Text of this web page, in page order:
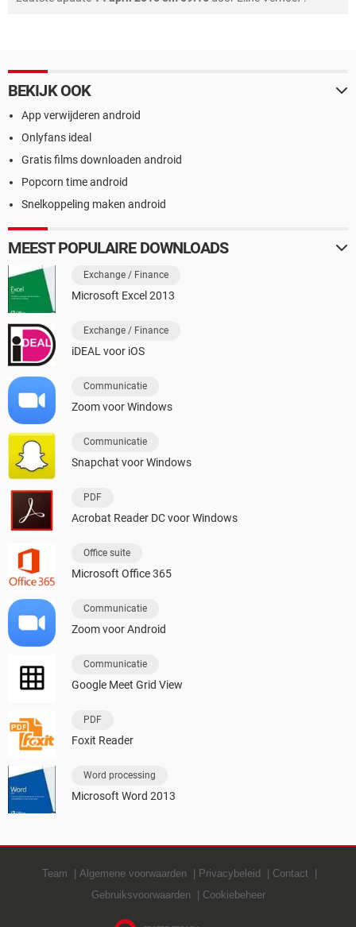
BEKIJK OOK
App verwijderen android
Onlyfans ideal
Gratis films downloaden android
Popcorn time android
Snelkoppeling maken android
MEEST POPULAIRE DOWNLOADS
Exchange / Finance
Microsoft Excel 2013
Exchange / Finance
iDEAL voor iOS
Communicatie
Zoom voor Windows
Communicatie
Snapchat voor Windows
PDF
Acrobat Reader DC voor Windows
Office suite
Microsoft Office 365
Communicatie
Zoom voor Android
Communicatie
Google Meet Grid View
PDF
Foxit Reader
Word processing
Microsoft Word 2013
Team Algemene voorwaarden Privacybeleid
Contact
Gebruiksvoorwaarden
Cookiebeheer